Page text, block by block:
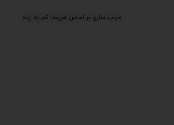
مرتب سازی بر اساس هزینه: کم به زیاد